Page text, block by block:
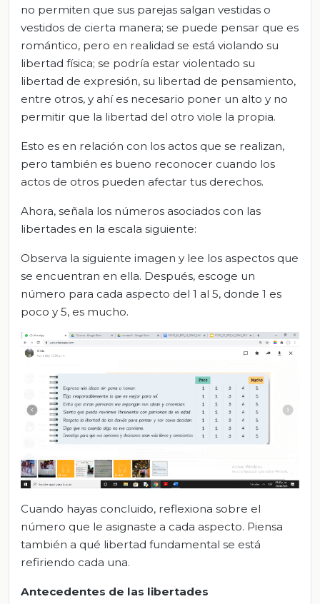
no permiten que sus parejas salgan vestidas o
vestidos de cierta manera; se puede pensar que es
romántico, pero en realidad se está violando su
libertad física; se podría estar violentado su
libertad de expresión, su libertad de pensamiento,
entre otros, y ahí es necesario poner un alto y no
permitir que la libertad del otro viole la propia.
Esto es en relación con los actos que se realizan,
pero también es bueno reconocer cuando los
actos de otros pueden afectar tus derechos.
Ahora, señala los números asociados con las
libertades en la escala siguiente:
Observa la siguiente imagen y lee los aspectos que
se encuentran en ella. Después, escoge un
número para cada aspecto del 1 al 5, donde 1 es
poco y 5, es mucho.
Cuando hayas concluido, reflexiona sobre el
número que le asignaste a cada aspecto. Piensa
también a qué libertad fundamental se está
refiriendo cada una.
Antecedentes de las libertades